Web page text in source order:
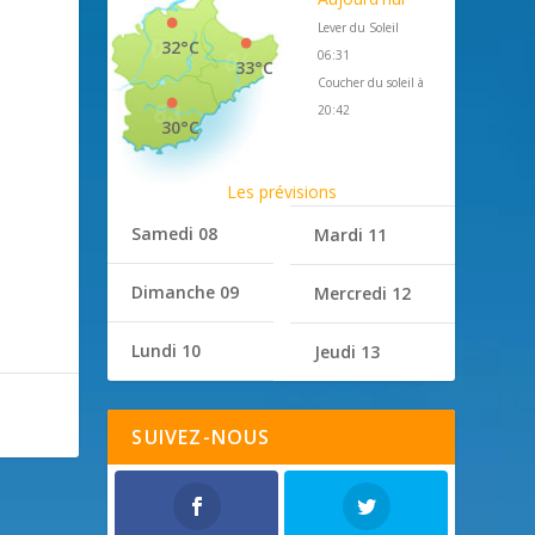
33°C
32°C
30°C
Lever du Soleil
06:31
Coucher du soleil à
20:42
Les prévisions
Samedi 08
Dimanche 09
Lundi 10
Mardi 11
Mercredi 12
Jeudi 13
SUIVEZ-NOUS